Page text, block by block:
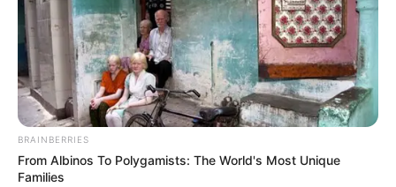
KAT. SUPERIORE
SUPERIORE STATIKE
Trajneri shqiptar arrin objektivin
në Kinë, flet Ergys Luga: Ndërrim
objektivash! Përshtatëm
mesfushorin si portier dhe
skemat në autobuz
June 2, 2021
BRAINBERRIES
From Albinos To Polygamists: The World's Most Unique
Families